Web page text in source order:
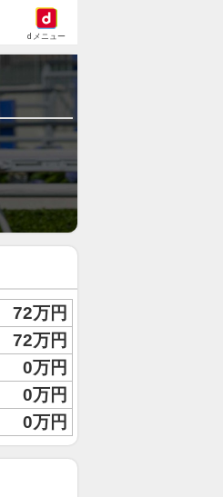
dメニュー
72万円
72万円
0万円
0万円
0万円